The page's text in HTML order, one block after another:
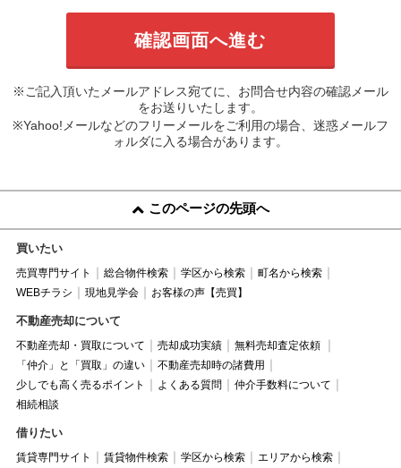
※ご記入頂いたメールアドレス宛てに、お問合せ内容の確認メール
をお送りいたします。
※Yahoo!メールなどのフリーメールをご利用の場合、迷惑メールフ
ォルダに入る場合があります。
このページの先頭へ
買いたい
売買専門サイト 総合物件検索 学区から検索
町名から検索
WEBチラシ
現地見学会 お客様の声【売買】
不動産売却について
不動産売却・買取について 売却成功実績
無料売却査定依頼
「仲介」と「買取」の違い
不動産売却時の諸費用
少しでも高く売るポイント
よくある質問
仲介手数料について
相続相談
借りたい
賃貸専門サイト 賃貸物件検索 学区から検索
エリアから検索